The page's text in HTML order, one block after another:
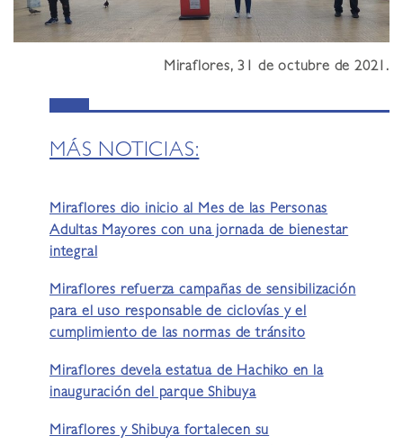
Miraflores, 31 de octubre de 2021.
MÁS NOTICIAS:
Miraflores dio inicio al Mes de las Personas
Adultas Mayores con una jornada de bienestar
integral
Miraflores refuerza campañas de sensibilización
para el uso responsable de ciclovías y el
cumplimiento de las normas de tránsito
Miraflores devela estatua de Hachiko en la
inauguración del parque Shibuya
Miraflores y Shibuya fortalecen su